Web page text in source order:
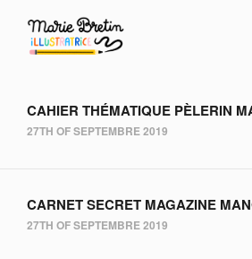
CAHIER THÉMATIQUE PÈLERIN
27TH OF SEPTEMBRE 2019
CARNET SECRET MAGAZINE
27TH OF SEPTEMBRE 2019